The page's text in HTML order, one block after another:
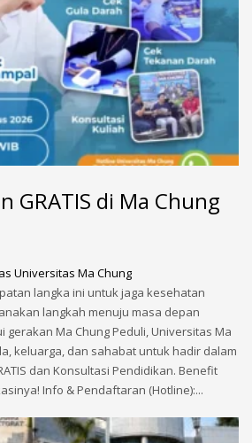
GRATIS di Ma Chung
Universitas Ma Chung
langka ini untuk jaga kesehatan
langkah menuju masa depan
gerakan Ma Chung Peduli, Universitas Ma
keluarga, dan sahabat untuk hadir dalam
dan Konsultasi Pendidikan. Benefit
Info & Pendaftaran (Hotline):...